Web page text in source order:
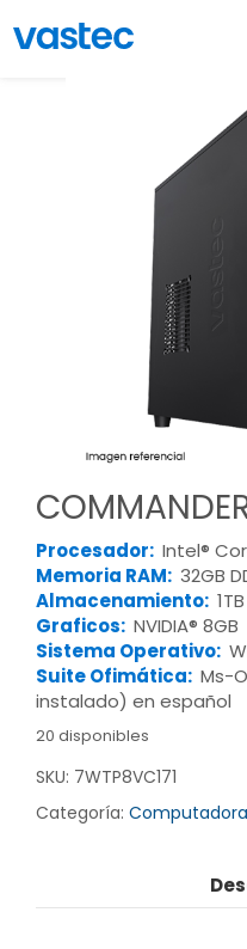
Procesador: Intel®
Memoria RAM: 32GB
Almacenamiento:
Graficos: NVIDIA® 8GB
Sistema Operativo:
Suite Ofimática: Ms-
instalado) en español
20 disponibles
SKU: 7WTP8VC171
Categoría: